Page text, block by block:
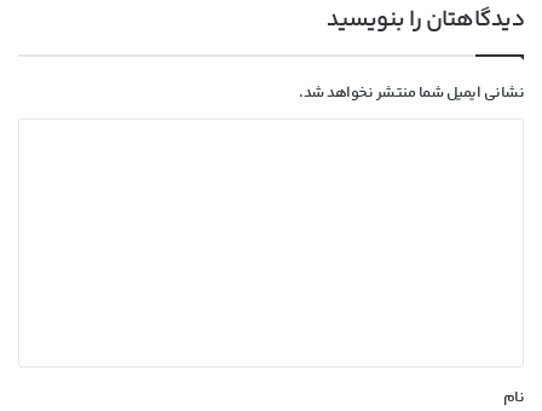
دیدگاهتان را بنویسید
نشانی ایمیل شما منتشر نخواهد شد.
نام